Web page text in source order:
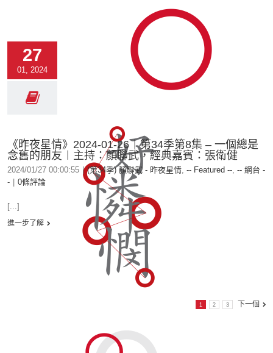
27
01, 2024
《昨夜星情》2024-01-26︱第34季第8集 – 一個總是
念舊的朋友︱主持：顏聯武，經典嘉賓：張衛健
2024/01/27 00:00:55 | (第34季) 顏聯武 - 昨夜星情, -- Featured --, -- 網台 -
-
0條評論
[...]
進一步了解
1 2 3 下一個